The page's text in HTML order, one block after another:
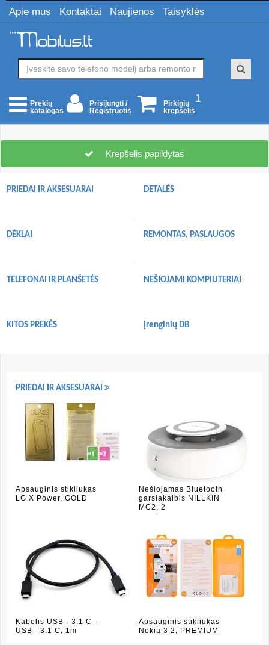
Apie mus Kontaktai Naujienos Taisyklės
Prekių
katalogas
Prisijungti /
Registruotis
1
Pirkinių
krepšelis
Krepšelis papildytas
PRIEDAI IR AKSESUARAI DETALĖS
DĖKLAI REMONTAS, PASLAUGOS
TELEFONAI IR PLANŠETĖS NEŠIOJAMI KOMPIUTERIAI
KITOS PREKĖS Įrenginių DB
PRIEDAI IR AKSESUARAI
Apsauginis stikliukas
LG X Power, GOLD
Nešiojamas Bluetooth
garsiakalbis NILLKIN
MC2, 2
Kabelis USB - 3.1 C -
USB - 3.1 C, 1m
Apsauginis stikliukas
Nokia 3.2, PREMIUM